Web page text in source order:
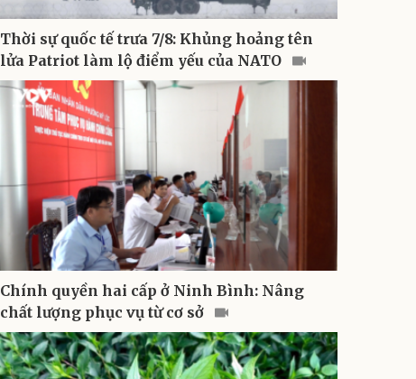
Thời sự quốc tế trưa 7/8: Khủng hoảng tên
lửa Patriot làm lộ điểm yếu của NATO
Chính quyền hai cấp ở Ninh Bình: Nâng
chất lượng phục vụ từ cơ sở